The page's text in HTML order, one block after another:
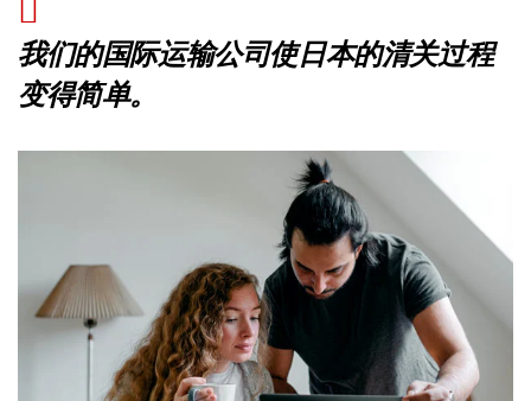
我们的国际运输公司使日本的清关过程
变得简单。